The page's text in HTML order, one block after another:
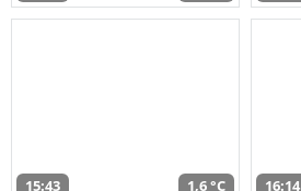
15:43 1,6 °C 16:14